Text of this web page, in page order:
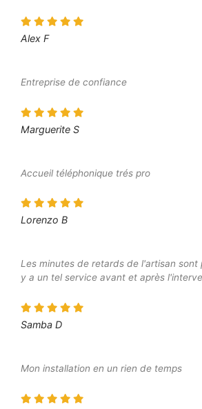
Alex F
Entreprise de confiance
Marguerite S
Accueil téléphonique trés pro
Lorenzo B
Les minutes de retards de l'artisan sont
y a un tel service avant et après
Samba D
Mon installation en un rien de temps